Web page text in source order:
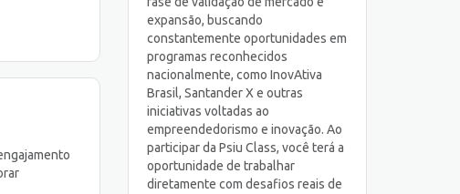
expansão, buscando
constantemente oportunidades em
programas reconhecidos
nacionalmente, como InovAtiva
Brasil, Santander X e outras
iniciativas voltadas ao
empreendedorismo e inovação. Ao
participar da Psiu Class, você terá a
oportunidade de trabalhar
diretamente com desafios reais de